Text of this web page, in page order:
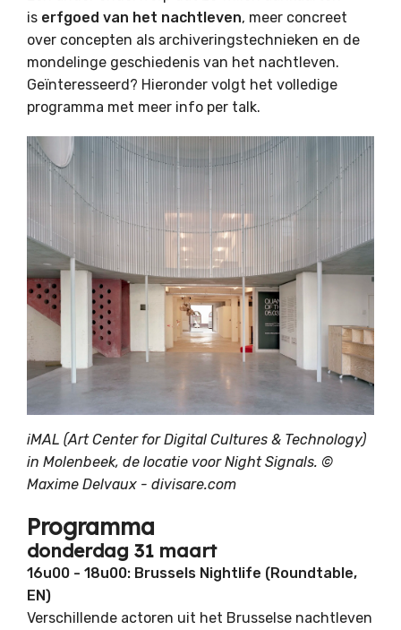
is erfgoed van het nachtleven, meer concreet
over concepten als archiveringstechnieken en de
mondelinge geschiedenis van het nachtleven.
Geïnteresseerd? Hieronder volgt het volledige
programma met meer info per talk.
iMAL (Art Center for Digital Cultures & Technology)
in Molenbeek, de locatie voor Night Signals. ©
Maxime Delvaux - divisare.com
Programma
donderdag 31 maart
16u00 - 18u00: Brussels Nightlife (Roundtable,
EN)
Verschillende actoren uit het Brusselse nachtleven